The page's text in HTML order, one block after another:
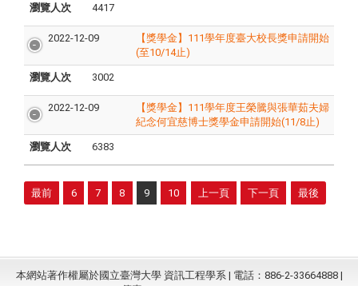
瀏覽人次 4417
2022-12-09
【獎學金】111學年度臺大校長獎申請開始
(至10/14止)
瀏覽人次 3002
2022-12-09
【獎學金】111學年度王榮騰與張華茹夫婦
紀念何宜慈博士獎學金申請開始(11/8止)
瀏覽人次 6383
最前 6 7 8 9 10 上一頁 下一頁 最後
本網站著作權屬於國立臺灣大學 資訊工程學系 | 電話：886-2-33664888 |